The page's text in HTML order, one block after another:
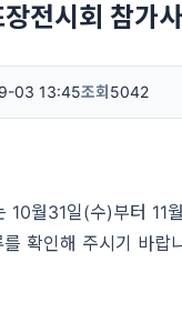
전시회 참가
03 13:45조회 5042
10월31일(수)부터
확인해 주시기 바랍